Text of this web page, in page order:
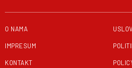
O NAMA
IMPRESUM
KONTAKT